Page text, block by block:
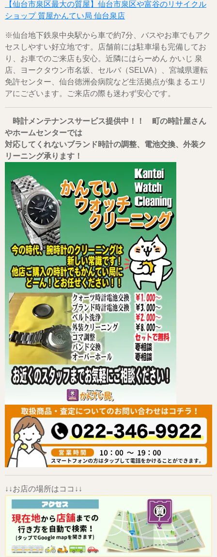
【仙台市泉区最大の質屋】仙台市泉区や富谷のリサイクル
ショップ 質屋かんてい局 仙台泉店
※仙台地下鉄泉中央駅から車で約7分、バスやお車でもアク
セスしやすい好立地です。店舗前には駐車場も完備してお
り、お車でのご来店も安心。近隣にはらーめん かいじ 泉
店、ヨークタウン市名坂、セルバ（SELVA）、宮城県運転
免許センター、仙台徳洲会病院など生活拠点が集まるエリ
アにございます。ご来店の際も迷わず安心です。
時計メンテナンスサービス提供中！！ 町の時計屋さん
やホームセンターでは
対応してくれないブランド時計の調整、電池交換、外装ク
リーニング承ります！
↓↓お店の場所はココ↓↓